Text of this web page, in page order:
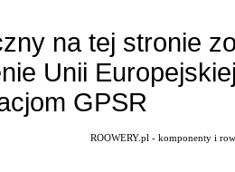
na tej stronie
Unii
GPSR
ROOWERY.pl - komponenty i